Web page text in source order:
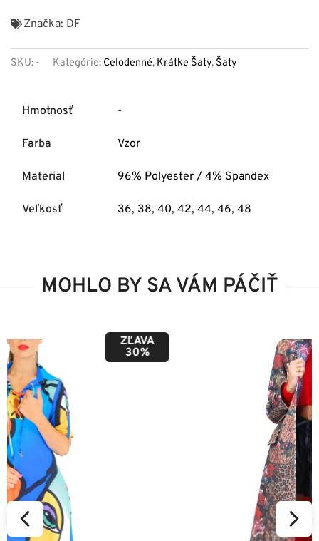
Značka: DF
SKU: - Kategórie: Celodenné, Krátke Šaty, Šaty
Hmotnosť -
Farba Vzor
Material 96% Polyester / 4% Spandex
Veľkosť 36, 38, 40, 42, 44, 46, 48
MOHLO BY SA VÁM PÁČIŤ
ZĽAVA
50%